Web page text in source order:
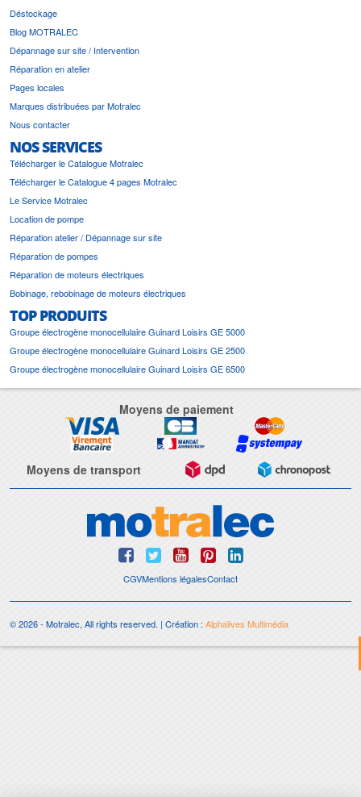
Déstockage
Blog MOTRALEC
Dépannage sur site / Intervention
Réparation en atelier
Pages locales
Marques distribuées par Motralec
Nous contacter
NOS SERVICES
Télécharger le Catalogue Motralec
Télécharger le Catalogue 4 pages Motralec
Le Service Motralec
Location de pompe
Réparation atelier / Dépannage sur site
Réparation de pompes
Réparation de moteurs électriques
Bobinage, rebobinage de moteurs électriques
TOP PRODUITS
Groupe électrogène monocellulaire Guinard Loisirs GE 5000
Groupe électrogène monocellulaire Guinard Loisirs GE 2500
Groupe électrogène monocellulaire Guinard Loisirs GE 6500
Moyens de paiement
Moyens de transport
CGVMentions légalesContact
© 2026 - Motralec, All rights reserved. | Création : Alphalives Multimédia